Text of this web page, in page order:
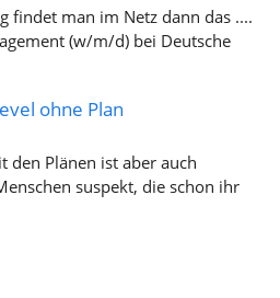
findet man im Netz dann das ....
(w/m/d) bei Deutsche
ohne Plan
den Plänen ist aber auch
suspekt, die schon ihr